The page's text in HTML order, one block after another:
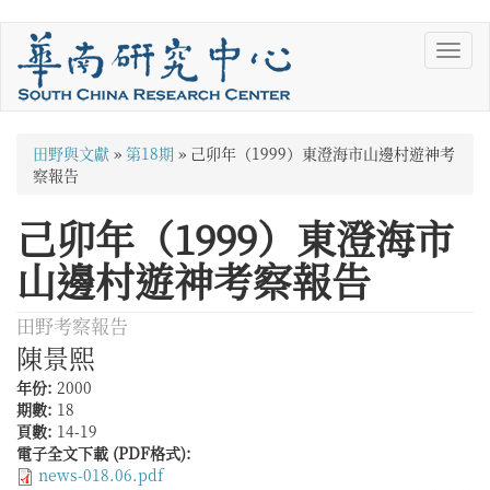
您
在
這
裡
田野與文獻 » 第18期 » 己卯年（1999）東澄海市山邊村遊神考
察報告
己卯年（1999）東澄海市
山邊村遊神考察報告
田野考察報告
陳景熙
年份: 2000
期數: 18
頁數: 14-19
電子全文下載 (PDF格式):
news-018.06.pdf